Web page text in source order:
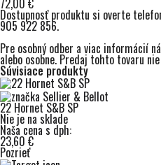
Dostupnosť produktu si overte
905 922 856.
Pre osobný odber a viac informácií
alebo osobne. Predaj tohto tovaru
Súvisiace produkty
22 Hornet S&B SP
Nie je na sklade
Naša cena s dph:
23,60 €
Pozrieť